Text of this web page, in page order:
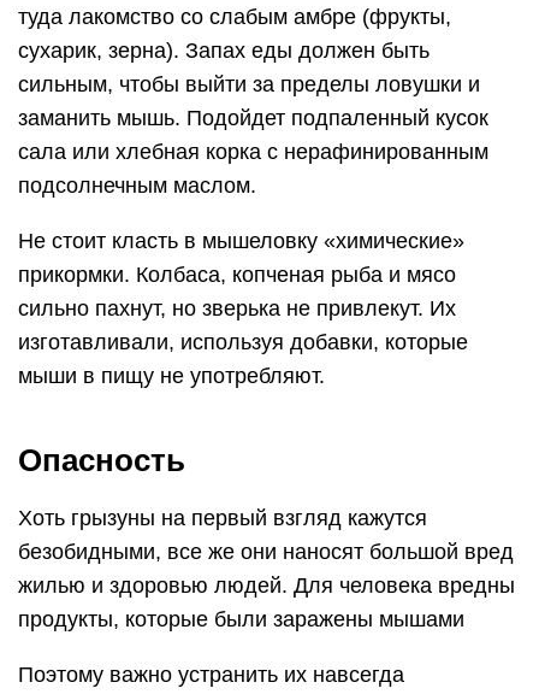
туда лакомство со слабым амбре (фрукты,
сухарик, зерна). Запах еды должен быть
сильным, чтобы выйти за пределы ловушки и
заманить мышь. Подойдет подпаленный кусок
сала или хлебная корка с нерафинированным
подсолнечным маслом.
Не стоит класть в мышеловку «химические»
прикормки. Колбаса, копченая рыба и мясо
сильно пахнут, но зверька не привлекут. Их
изготавливали, используя добавки, которые
мыши в пищу не употребляют.
Опасность
Хоть грызуны на первый взгляд кажутся
безобидными, все же они наносят большой вред
жилью и здоровью людей. Для человека вредны
продукты, которые были заражены мышами
Поэтому важно устранить их навсегда